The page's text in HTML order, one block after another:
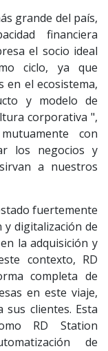
grande del país,
financiera
el socio ideal
ciclo, ya que
en el ecosistema,
y modelo de
corporativa ",
con
los negocios y
a nuestros
fuertemente
y digitalización de
la adquisición y
contexto, RD
completa de
en este viaje,
clientes. Esta
RD Station
de